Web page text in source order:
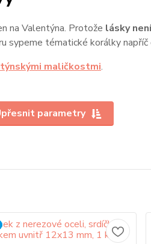
na Valentýna. Protože lásky
sypeme tématické korálky napříč
maličkostmi.
parametry